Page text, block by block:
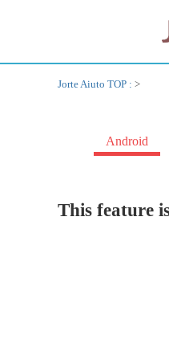
Jorte Aiuto TOP : >
Android
This feature